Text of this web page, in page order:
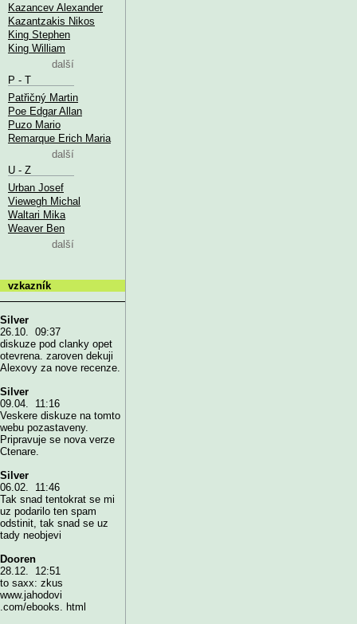
Kazancev Alexander
Kazantzakis Nikos
King Stephen
King William
další
P - T
Patřičný Martin
Poe Edgar Allan
Puzo Mario
Remarque Erich Maria
další
U - Z
Urban Josef
Viewegh Michal
Waltari Mika
Weaver Ben
další
vzkazník
Silver
26.10. 09:37
diskuze pod clanky opet
otevrena. zaroven dekuji
Alexovy za nove recenze.
Silver
09.04. 11:16
Veskere diskuze na tomto
webu pozastaveny.
Pripravuje se nova verze
Ctenare.
Silver
06.02. 11:46
Tak snad tentokrat se mi
uz podarilo ten spam
odstinit, tak snad se uz
tady neobjevi
Dooren
28.12. 12:51
to saxx: zkus
www.jahodovi
.com/ebooks. html